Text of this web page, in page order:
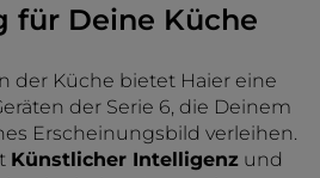
für Deine Küche
der Küche bietet Haier eine
der Serie 6, die Deinem
Erscheinungsbild verleihen.
Künstlicher Intelligenz und